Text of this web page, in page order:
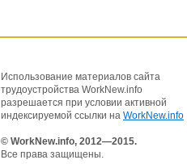
Использование материалов сайта
трудоустройства WorkNew.info
разрешается при условии активной
индексируемой ссылки на WorkNew.info
© WorkNew.info, 2012—2015.
Все права защищены.